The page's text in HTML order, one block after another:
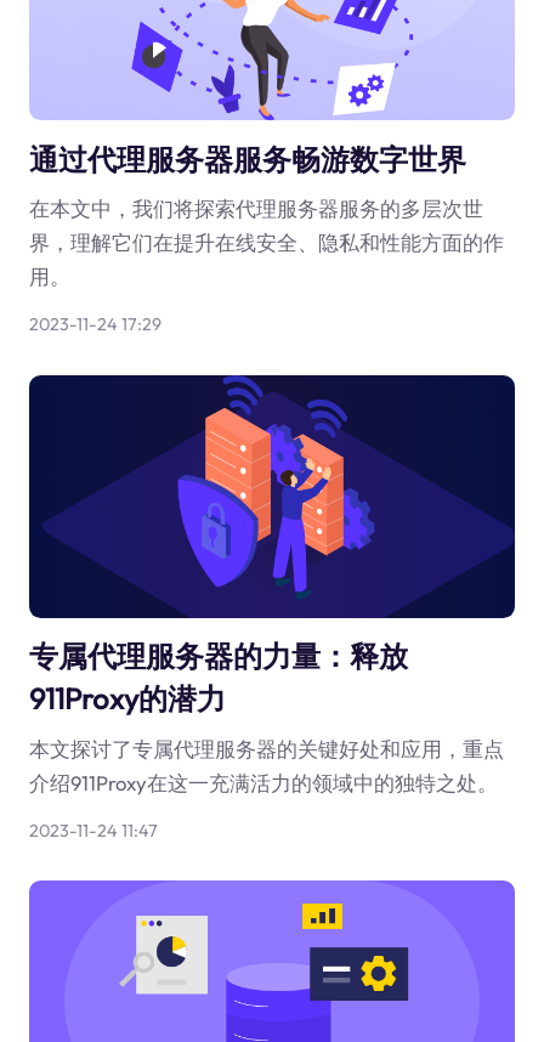
通过代理服务器服务畅游数字世界
在本文中，我们将探索代理服务器服务的多层次世
界，理解它们在提升在线安全、隐私和性能方面的作
用。
2023-11-24 17:29
专属代理服务器的力量：释放
911Proxy的潜力
本文探讨了专属代理服务器的关键好处和应用，重点
介绍911Proxy在这一充满活力的领域中的独特之处。
2023-11-24 11:47